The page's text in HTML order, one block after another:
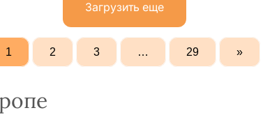
Загрузить еще
1 2 3 … 29 »